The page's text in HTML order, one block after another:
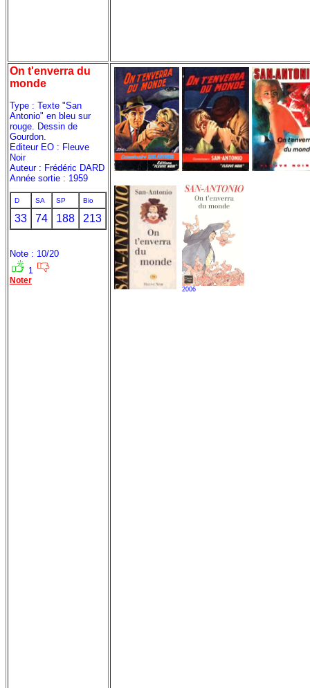
On t'enverra du
monde
Type : Texte "San
Antonio" en bleu sur
rouge. Dessin de
Gourdon.
Editeur EO : Fleuve
Noir
Auteur : Frédéric DARD
Année sortie : 1959
D SA SP Bio
33 74 188 213
Note : 10/20
1
Noter
2006